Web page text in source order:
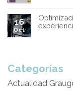
16
Oct
Categorías
Actualidad